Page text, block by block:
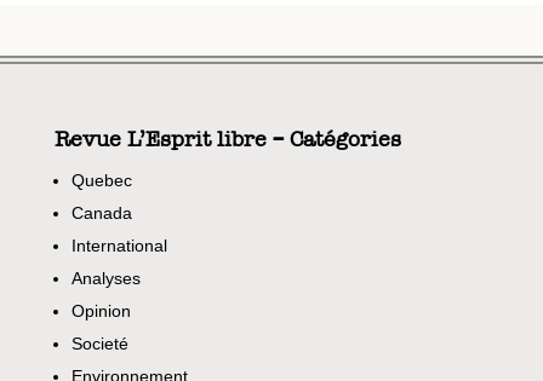
Revue L’Esprit libre – Catégories
Quebec
Canada
International
Analyses
Opinion
Societé
Environnement